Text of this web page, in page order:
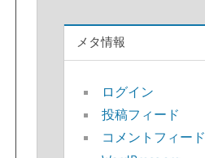
メタ情報
ログイン
投稿フィード
コメントフィード